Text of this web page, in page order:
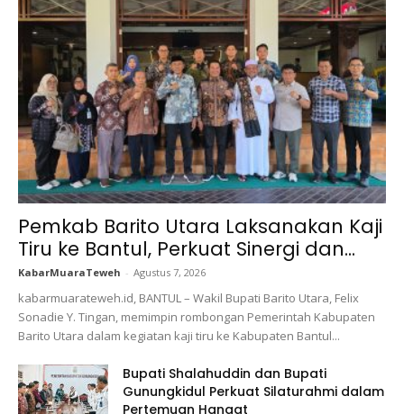
Pemkab Barito Utara Laksanakan Kaji
Tiru ke Bantul, Perkuat Sinergi dan...
KabarMuaraTeweh - Agustus 7, 2026
kabarmuarateweh.id, BANTUL – Wakil Bupati Barito Utara, Felix
Sonadie Y. Tingan, memimpin rombongan Pemerintah Kabupaten
Barito Utara dalam kegiatan kaji tiru ke Kabupaten Bantul...
Bupati Shalahuddin dan Bupati
Gunungkidul Perkuat Silaturahmi dalam
Pertemuan Hangat